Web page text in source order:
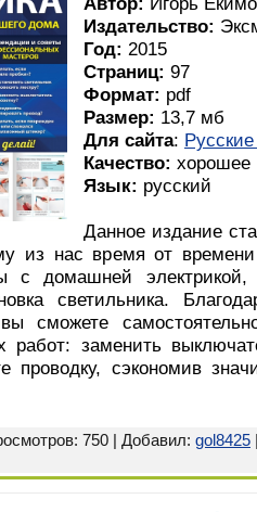
Издательство:
Год: 2015
Страниц: 97
Формат: pdf
Размер: 13,7 мб
Для сайта: Русские
Качество: хорошее
Язык: русский
Данное издание
из нас время от
с домашней электрикой,
светильника.
сможете
работ: заменить
проводку, сэкономив
750 | Добавил: gol8425